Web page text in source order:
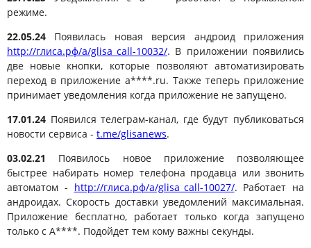
режиме.
22.05.24 Появилась новая версия андроид приложения
http://глиса.рф/a/glisa_call-10032/. В приложении появились
две новые кнопки, которые позволяют автоматизировать
переход в приложение a****.ru. Также теперь приложение
принимает уведомления когда приложение не запущено.
17.01.24 Появился телеграм-канал, где будут публиковаться
новости сервиса - t.me/glisanews.
03.02.21
Появилось новое приложение позволяющее
быстрее набирать номер телефона продавца или звонить
автоматом - http://глиса.рф/a/glisa_call-10027/. Работает на
андроидах. Скорость доставки уведомлений максимальная.
Приложение бесплатно, работает только когда запущено
только с А****. Подойдет тем кому важны секунды.